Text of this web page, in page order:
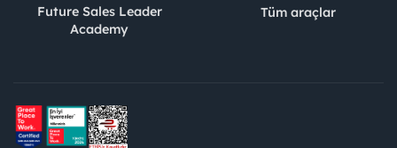
Future Sales Leader
Academy
Tüm araçlar